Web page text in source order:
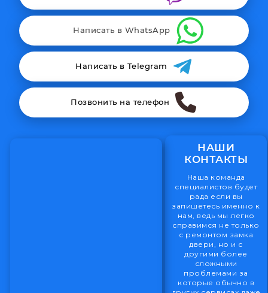
Написать в WhatsApp
Написать в Telegram
Позвонить на телефон
НАШИ
КОНТАКТЫ
Наша команда
специалистов будет
рада если вы
запишетесь именно к
нам, ведь мы легко
справимся не только
с ремонтом замка
двери, но и с
другими более
сложными
проблемами за
которые обычно в